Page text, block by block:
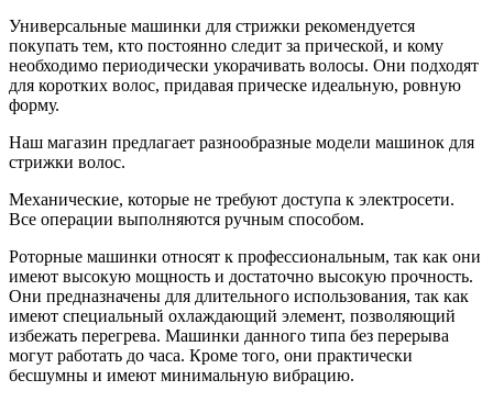
Универсальные машинки для стрижки рекомендуется
покупать тем, кто постоянно следит за прической, и кому
необходимо периодически укорачивать волосы. Они подходят
для коротких волос, придавая прическе идеальную, ровную
форму.
Наш магазин предлагает разнообразные модели машинок для
стрижки волос.
Механические, которые не требуют доступа к электросети.
Все операции выполняются ручным способом.
Роторные машинки относят к профессиональным, так как они
имеют высокую мощность и достаточно высокую прочность.
Они предназначены для длительного использования, так как
имеют специальный охлаждающий элемент, позволяющий
избежать перегрева. Машинки данного типа без перерыва
могут работать до часа. Кроме того, они практически
бесшумны и имеют минимальную вибрацию.